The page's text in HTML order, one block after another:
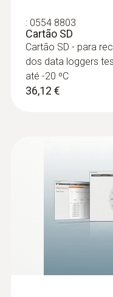
: 0554 8803
Cartão SD
Cartão SD - para
dos data loggers
até -20 ºC
36,12 €